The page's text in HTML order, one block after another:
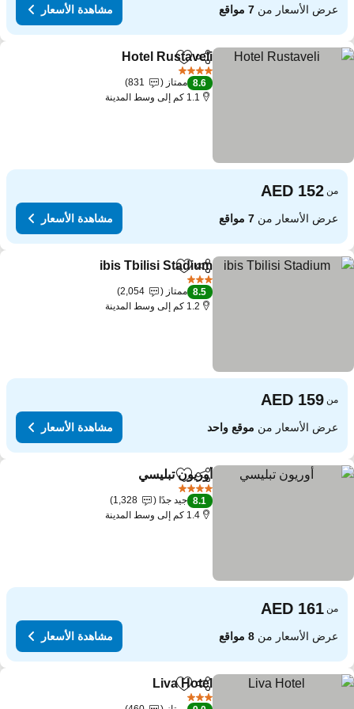
عرض الأسعار من7 مواقع مشاهدة الأسعار
مشاركةAdd to favorites
Hotel Rustaveli
8.6 ممتاز
831
1.1 كم إلى وسط المدينة
من
عرض الأسعار من7 مواقع مشاهدة الأسعار
مشاركةAdd to favorites
ibis Tbilisi Stadium
8.5 ممتاز
2,054
1.2 كم إلى وسط المدينة
من
عرض الأسعار منموقع واحد مشاهدة الأسعار
مشاركةAdd to favorites
أوريون تبليسي
8.1 جيد جدًا
1,328
1.4 كم إلى وسط المدينة
من
عرض الأسعار من8 مواقع مشاهدة الأسعار
مشاركةAdd to favorites
Liva Hotel